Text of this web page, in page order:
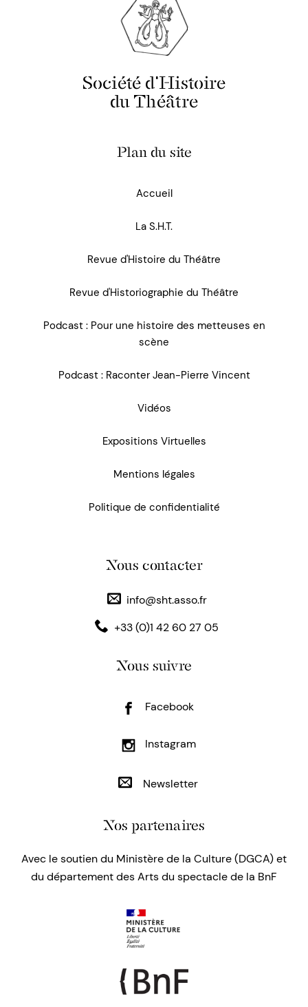
Société d'Histoire
du Théâtre
Plan du site
Accueil
La S.H.T.
Revue d'Histoire du Théâtre
Revue d'Historiographie du Théâtre
Podcast : Pour une histoire des metteuses en
scène
Podcast : Raconter Jean-Pierre Vincent
Vidéos
Expositions Virtuelles
Mentions légales
Politique de confidentialité
Nous contacter
info@sht.asso.fr
+33 (0)1 42 60 27 05
Nous suivre
Facebook
Instagram
Newsletter
Nos partenaires
Avec le soutien du Ministère de la Culture (DGCA) et
du département des Arts du spectacle de la BnF